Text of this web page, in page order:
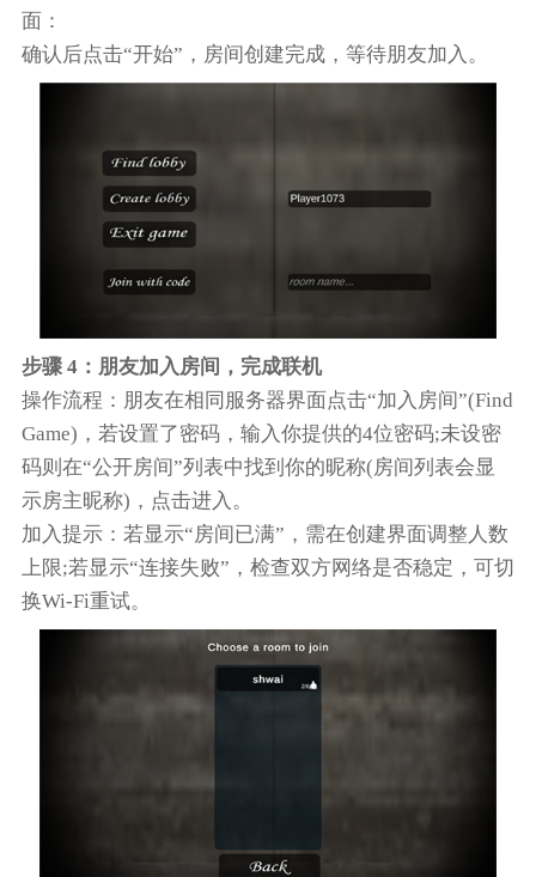
面：
确认后点击“开始”，房间创建完成，等待朋友加入。
步骤 4：朋友加入房间，完成联机
操作流程：朋友在相同服务器界面点击“加入房间”(Find
Game)，若设置了密码，输入你提供的4位密码;未设密
码则在“公开房间”列表中找到你的昵称(房间列表会显
示房主昵称)，点击进入。
加入提示：若显示“房间已满”，需在创建界面调整人数
上限;若显示“连接失败”，检查双方网络是否稳定，可切
换Wi-Fi重试。